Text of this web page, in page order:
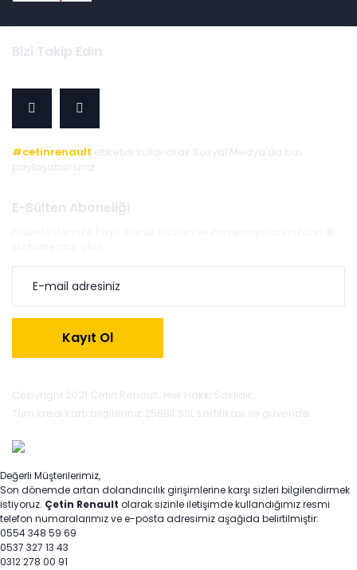
Bizi Takip Edin
#cetinrenault etiketini kullanarak Sosyal Medya'da bizi
paylaşabilirsiniz.
E-Bülten Aboneliği
Kayıt Ol
Copyright 2021 Cetin Renault. Her Hakkı Saklıdır.
Tüm kredi kartı bilgileriniz 256Bit SSL sertifikası ile güvende.
Değerli Müşterilerimiz,
Son dönemde artan dolandırıcılık girişimlerine karşı sizleri bilgilendirmek
istiyoruz. Çetin Renault olarak sizinle iletişimde kullandığımız resmi
telefon numaralarımız ve e-posta adresimiz aşağıda belirtilmiştir:
0554 348 59 69
0537 327 13 43
0312 278 00 91